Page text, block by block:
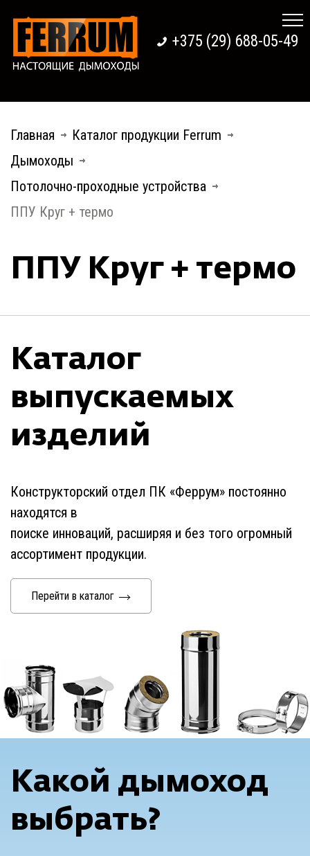
+375 (29) 688-05-49
Главная
Каталог продукции Ferrum
Дымоходы
Потолочно-проходные устройства
ППУ Круг + термо
ППУ Круг + термо
Каталог
выпускаемых
изделий
Конструкторский отдел ПК «Феррум» постоянно
находятся в
поиске инноваций, расширяя и без того огромный
ассортимент продукции.
Перейти в каталог
Какой дымоход
выбрать?